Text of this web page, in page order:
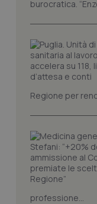
burocratica.
Regione per
professione...